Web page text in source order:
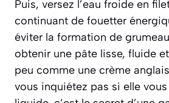
Puis, versez l’eau froide en
continuant de fouetter
éviter la formation de
obtenir une pâte lisse, fluide
peu comme une crème
vous inquiétez pas si elle